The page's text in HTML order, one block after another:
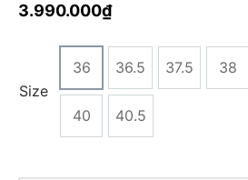
3.990.000₫
Size
36 36.5 37.5 38
40 40.5